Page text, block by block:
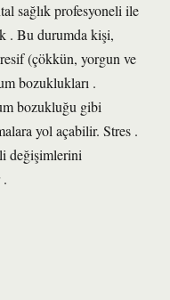
sağlık profesyoneli ile
. Bu durumda kişi,
(çökkün, yorgun ve
bozuklukları .
bozukluğu gibi
yol açabilir. Stres .
değişimlerini